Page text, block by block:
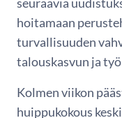
hoitamaan
turvallisuuden
talouskasvun ja
Kolmen viikon
huippukokous